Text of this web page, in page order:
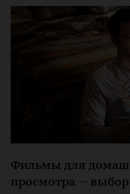
Фильмы для
просмотра —